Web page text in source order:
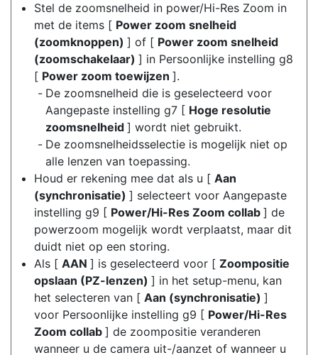
Stel de zoomsnelheid in power/Hi-Res Zoom in
met de items [ Power zoom snelheid
(zoomknoppen) ] of [ Power zoom snelheid
(zoomschakelaar) ] in Persoonlijke instelling g8
[ Power zoom toewijzen ].
De zoomsnelheid die is geselecteerd voor
Aangepaste instelling g7 [ Hoge resolutie
zoomsnelheid ] wordt niet gebruikt.
De zoomsnelheidsselectie is mogelijk niet op
alle lenzen van toepassing.
Houd er rekening mee dat als u [ Aan
(synchronisatie) ] selecteert voor Aangepaste
instelling g9 [ Power/Hi-Res Zoom collab ] de
powerzoom mogelijk wordt verplaatst, maar dit
duidt niet op een storing.
Als [ AAN ] is geselecteerd voor [ Zoompositie
opslaan (PZ-lenzen) ] in het setup-menu, kan
het selecteren van [ Aan (synchronisatie) ]
voor Persoonlijke instelling g9 [ Power/Hi-Res
Zoom collab ] de zoompositie veranderen
wanneer u de camera uit-/aanzet of wanneer u